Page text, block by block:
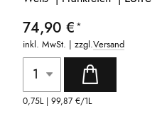
74,90 €
inkl. MwSt. | zzgl.Versand
0,75L |99,87 €/1L